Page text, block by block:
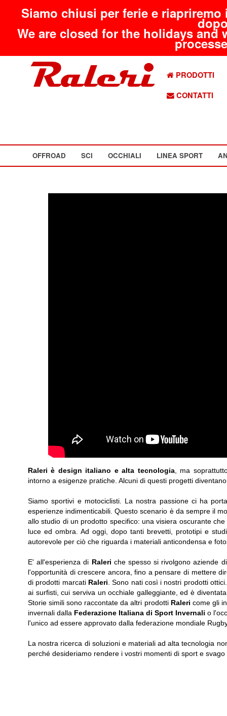
Siamo chiusi per ferie e
We are closed for the holidays
PRODOTTI
CONTATTI
OFFROAD SCI OCCHIALI LINEA SPORT
Raleri è design italiano e alta tecnologia, ma
intorno a esigenze pratiche. Alcuni di questi progetti
Siamo sportivi e motociclisti. La nostra passione ci ha
esperienze indimenticabili. Questo scenario è da sempre il
allo studio di un prodotto specifico: una visiera oscurante
luce ed ombra. Ad oggi, dopo tanti brevetti, prototipi e
autorevole per ciò che riguarda i materiali anticondensa e
E' all'esperienza di Raleri che spesso si rivolgono aziende
l'opportunità di crescere ancora, fino a pensare di mettere
di prodotti marcati Raleri . Sono nati così i nostri prodotti
ai surfisti, cui serviva un occhiale galleggiante, ed è
Storie simili sono raccontate da altri prodotti Raleri come gli
invernali dalla Federazione Italiana di Sport Invernali o
l'unico ad essere approvato dalla federazione mondiale
La nostra ricerca di soluzioni e materiali ad alta tecnologia
perché desideriamo rendere i vostri momenti di sport e